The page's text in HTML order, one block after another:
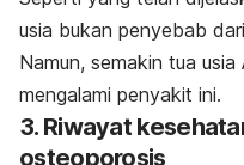
usia bukan penyebab
Namun, semakin tua
mengalami penyakit ini.
3. Riwayat
osteoporosis